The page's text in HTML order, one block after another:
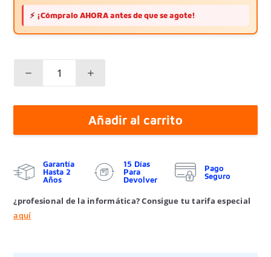
⚡ ¡Cómpralo AHORA antes de que se agote!
Añadir al carrito
Garantía
Hasta 2
Años
15 Días
Para
Devolver
Pago
Seguro
¿profesional de la informática? Consigue tu tarifa especial
aquí